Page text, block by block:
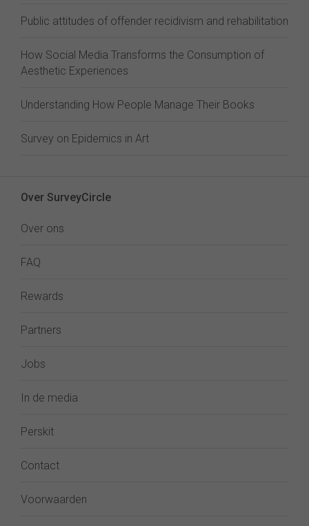
Public attitudes of offender recidivism and rehabilitation
How Social Media Transforms the Consumption of
Aesthetic Experiences
Understanding How People Manage Their Books
Survey on Epidemics in Art
Over SurveyCircle
Over ons
FAQ
Rewards
Partners
Jobs
In de media
Perskit
Contact
Voorwaarden